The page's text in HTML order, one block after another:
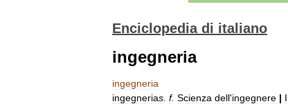
Enciclopedia di italiano
ingegneria
ingegneria
ingegnerias f. Scienza dell'ingegnere |